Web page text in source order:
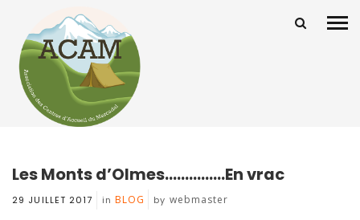
Les Monts d’Olmes……………En vrac
29 JUILLET 2017 in BLOG by webmaster